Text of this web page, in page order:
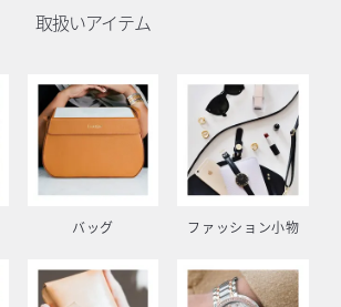
取扱いアイテム
バッグ ファッション小物